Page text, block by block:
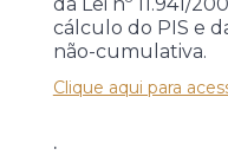
cálculo do PIS e
não-cumulativa.
Clique aqui para
.